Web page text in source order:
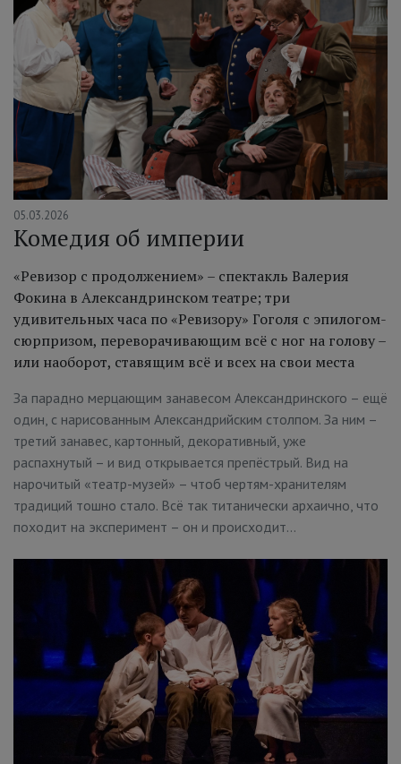
05.03.2026
Комедия об империи
«Ревизор с продолжением» – спектакль Валерия
Фокина в Александринском театре; три
удивительных часа по «Ревизору» Гоголя с эпилогом-
сюрпризом, переворачивающим всё с ног на голову –
или наоборот, ставящим всё и всех на свои места
За парадно мерцающим занавесом Александринского – ещё
один, с нарисованным Александрийским столпом. За ним –
третий занавес, картонный, декоративный, уже
распахнутый – и вид открывается препёстрый. Вид на
нарочитый «театр-музей» – чтоб чертям-хранителям
традиций тошно стало. Всё так титанически архаично, что
походит на эксперимент – он и происходит…